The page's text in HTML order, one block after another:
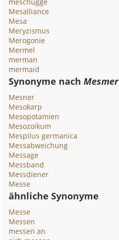
Mesalliance
Mesa
Meryzismus
Merogonie
Mermel
merman
mermaid
Synonyme nachMesmer
Mesner
Mesokarp
Mesopotamien
Mesozoikum
Mespilus germanica
Messabweichung
Message
Messband
Messdiener
Messe
ähnliche Synonyme
Messe
Messen
messen an